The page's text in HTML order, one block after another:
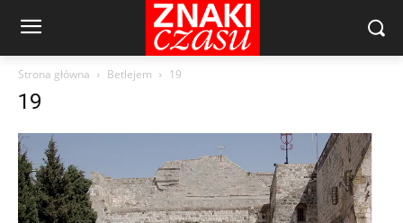
Strona główna Betlejem 19
19